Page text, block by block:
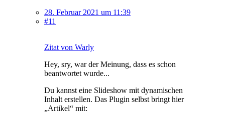
28. Februar 2021 um 11:39
#11
Zitat von Warly
Hey, sry, war der Meinung, dass es schon
beantwortet wurde...
Du kannst eine Slideshow mit dynamischen
Inhalt erstellen. Das Plugin selbst bringt hier
„Artikel“ mit: